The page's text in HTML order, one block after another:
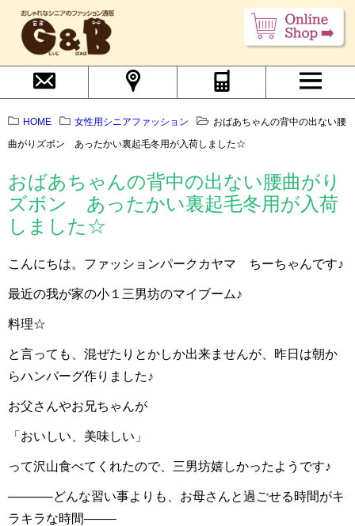
HOME 女性用シニアファッション
おばあちゃんの背中の出ない腰
曲がりズボン あったかい裏起毛冬用が入荷しました☆
おばあちゃんの背中の出ない腰曲がり
ズボン あったかい裏起毛冬用が入荷
しました☆
こんにちは。ファッションパークカヤマ ちーちゃんです♪
最近の我が家の小１三男坊のマイブーム♪
料理☆
と言っても、混ぜたりとかしか出来ませんが、昨日は朝か
らハンバーグ作りました♪
お父さんやお兄ちゃんが
「おいしい、美味しい」
って沢山食べてくれたので、三男坊嬉しかったようです♪
———–どんな習い事よりも、お母さんと過ごせる時間がキ
ラキラな時間——–